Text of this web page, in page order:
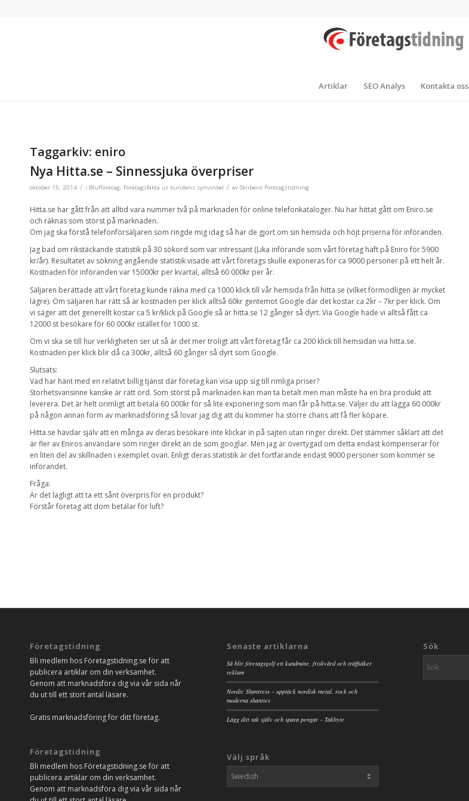
Artiklar SEO Analys Kontakta oss
Taggarkiv: eniro
Nya Hitta.se – Sinnessjuka överpriser
oktober 15, 2014 / i Blufföretag, Företagsfakta ur kundens synvinkel / av Skribent Företagstidning
Hitta.se har gått från att alltid vara nummer två på marknaden för online telefonkataloger. Nu har hittat gått om Eniro.se
och räknas som störst på marknaden.
Om jag ska förstå telefonförsäljaren som ringde mig idag så har de gjort om sin hemsida och höjt priserna för införanden.
Jag bad om rikstäckande statistik på 30 sökord som var intressant (Lika införande som vårt företag haft på Eniro för 5900
kr/år). Resultatet av sökning angående statistik visade att vårt företags skulle exponeras för ca 9000 personer på ett helt år.
Kostnaden för införanden var 15000kr per kvartal, alltså 60 000kr per år.
Säljaren berättade att vårt företag kunde räkna med ca 1000 klick till vår hemsida från hitta.se (vilket förmodligen är mycket
lägre). Om säljaren har rätt så är kostnaden per klick alltså 60kr gentemot Google där det kostar ca 2kr – 7kr per klick. Om
vi säger att det generellt kostar ca 5 kr/klick på Google så är hitta.se 12 gånger så dyrt. Via Google hade vi alltså fått ca
12000 st besökare för 60 000kr istället för 1000 st.
Om vi ska se till hur verkligheten ser ut så är det mer troligt att vårt företag får ca 200 klick till hemsidan via hitta.se.
Kostnaden per klick blir då ca 300kr, alltså 60 gånger så dyrt som Google.
Slutsats:
Vad har hänt med en relativt billig tjänst där företag kan visa upp sig till rimliga priser?
Storhetsvansinne kanske är rätt ord. Som störst på marknaden kan man ta betalt men man måste ha en bra produkt att
leverera. Det är helt orimligt att betala 60 000kr för så lite exponering som man får på hitta.se. Väljer du att lägga 60 000kr
på någon annan form av marknadsföring så lovar jag dig att du kommer ha större chans att få fler köpare.
Hitta.se hävdar själv att en många av deras besökare inte klickar in på sajten utan ringer direkt. Det stämmer såklart att det
är fler av Eniros användare som ringer direkt än de som googlar. Men jag är övertygad om detta endast kompenserar för
en liten del av skillnaden i exemplet ovan. Enligt deras statistik är det fortfarande endast 9000 personer som kommer se
införandet.
Fråga:
Är det lagligt att ta ett sånt överpris för en produkt?
Förstår företag att dom betalar för luft?
Företagstidning
Bli medlem hos Företagstidning.se för att
publicera artiklar om din verksamhet.
Genom att marknadsföra dig via vår sida når
du ut till ett stort antal läsare.
Gratis marknadsföring för ditt företag.
Företagstidning
Bli medlem hos Företagstidning.se för att
publicera artiklar om din verksamhet.
Genom att marknadsföra dig via vår sida når
Senaste artiklarna
Så blir företagsgolf ett kundmöte, friskvård och träffsäker
reklam
Nordic Shantress – upptäck nordisk metal, rock och
moderna shanties
Lägg ditt tak själv och spara pengar – Takbyte
Välj språk
Sök